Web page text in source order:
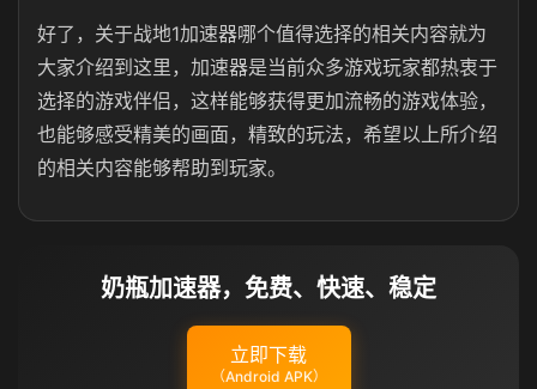
好了，关于战地1加速器哪个值得选择的相关内容就为
大家介绍到这里，加速器是当前众多游戏玩家都热衷于
选择的游戏伴侣，这样能够获得更加流畅的游戏体验，
也能够感受精美的画面，精致的玩法，希望以上所介绍
的相关内容能够帮助到玩家。
奶瓶加速器，免费、快速、稳定
立即下载
（Android APK）